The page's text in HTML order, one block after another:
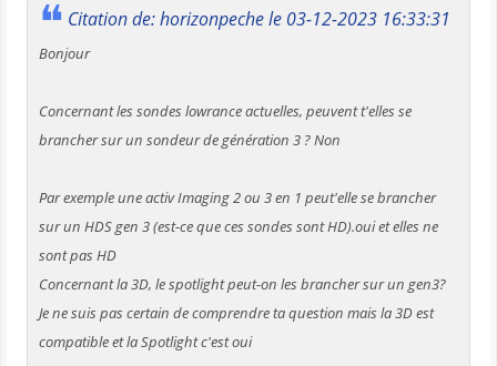
Citation de: horizonpeche le 03-12-2023 16:33:31
Bonjour
Concernant les sondes lowrance actuelles, peuvent t'elles se
brancher sur un sondeur de génération 3 ? Non
Par exemple une activ Imaging 2 ou 3 en 1 peut'elle se brancher
sur un HDS gen 3 (est-ce que ces sondes sont HD).oui et elles ne
sont pas HD
Concernant la 3D, le spotlight peut-on les brancher sur un gen3?
Je ne suis pas certain de comprendre ta question mais la 3D est
compatible et la Spotlight c'est oui